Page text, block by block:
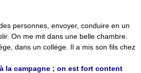
personnes, envoyer, conduire en un
On me mit dans une belle chambre.
dans un collége. Il a mis son fils chez
la campagne ; on est fort content